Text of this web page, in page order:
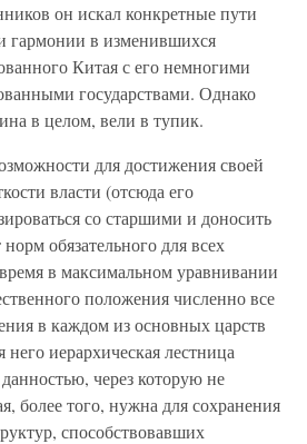
он искал конкретные пути
гармонии в изменившихся
Китая с его немногими
государствами. Однако
в целом, вели в тупик.
для достижения своей
власти (отсюда его
со старшими и доносить
обязательного для всех
в максимальном уравнивании
положения численно все
в каждом из основных царств
иерархическая лестница
через которую не
более того, нужна для сохранения
способствовавших